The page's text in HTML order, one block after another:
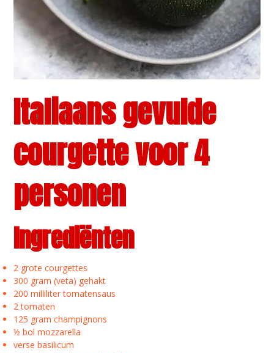
Italiaans gevulde
courgette voor 4
personen
Ingrediënten
2 grote courgettes
300 gram (veta) gehakt
200 milliliter tomatensaus
2 tomaten
125 gram champignons
½ bol mozzarella
verse basilicum